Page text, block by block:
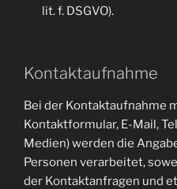
lit. f. DSGVO).
Kontaktaufnahme
Bei der Kontaktaufnahme
Kontaktformular, E-Mail,
Medien) werden die
Personen verarbeitet,
der Kontaktanfragen und